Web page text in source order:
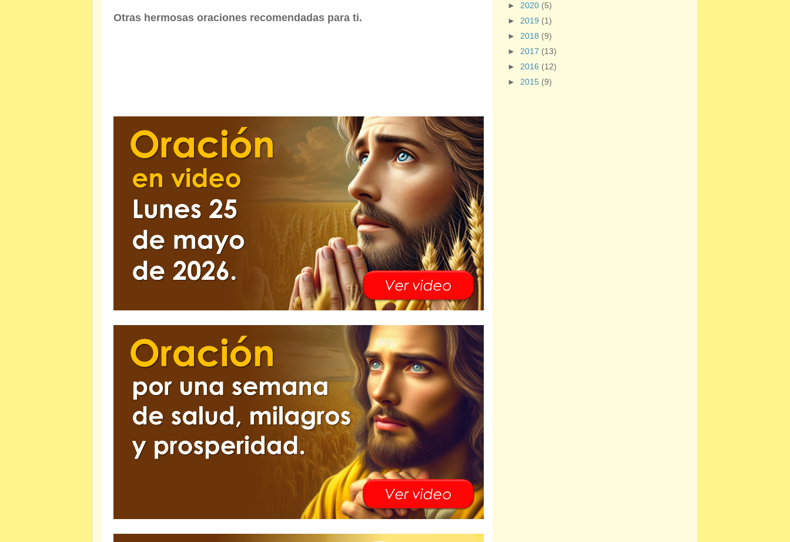
Otras hermosas oraciones recomendadas para ti.
► 2020 (5)
► 2019 (1)
► 2018 (9)
► 2017 (13)
► 2016 (12)
► 2015 (9)